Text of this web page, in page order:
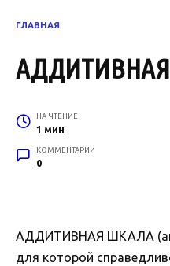
ГЛАВНАЯ
НА ЧТЕНИЕ
1 мин
КОММЕНТАРИИ
0
АДДИТИВНАЯ ШКАЛА
для которой